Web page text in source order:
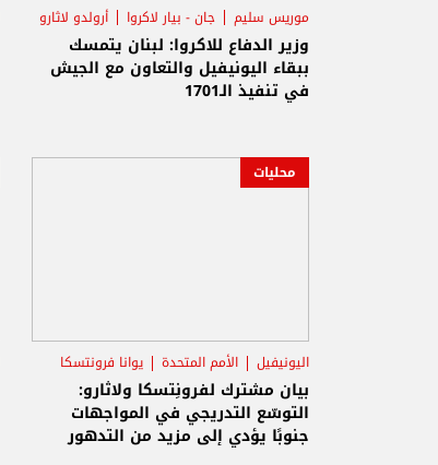
موريس سليم جان - بيار لاكروا أرولدو لاثارو
وزير الدفاع للاكروا: لبنان يتمسك
ببقاء اليونيفيل والتعاون مع الجيش
في تنفيذ الـ1701
محليات
اليونيفيل الأمم المتحدة يوانا فرونتسكا
بيان مشترك لفرونِتسكا ولاثارو:
التوسّع التدريجي في المواجهات
جنوبًا يؤدي إلى مزيد من التدهور